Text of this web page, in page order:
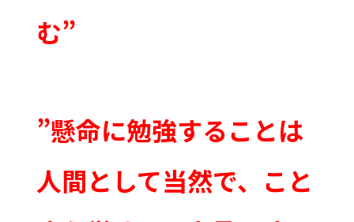
む”
”懸命に勉強することは
人間として当然で、こと